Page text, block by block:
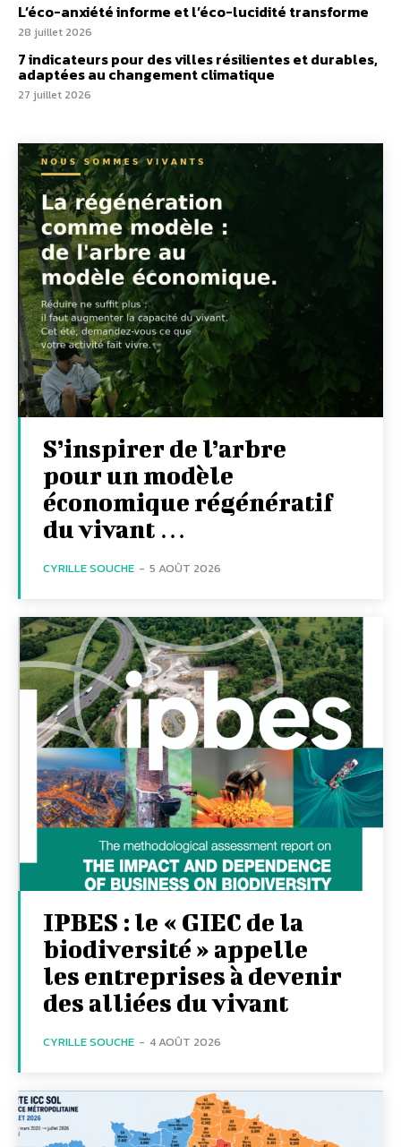
L’éco-anxiété informe et l’éco-lucidité transforme
28 juillet 2026
7 indicateurs pour des villes résilientes et durables,
adaptées au changement climatique
27 juillet 2026
S’inspirer de l’arbre
pour un modèle
économique régénératif
du vivant …
CYRILLE SOUCHE - 5 AOÛT 2026
IPBES : le « GIEC de la
biodiversité » appelle
les entreprises à devenir
des alliées du vivant
CYRILLE SOUCHE - 4 AOÛT 2026